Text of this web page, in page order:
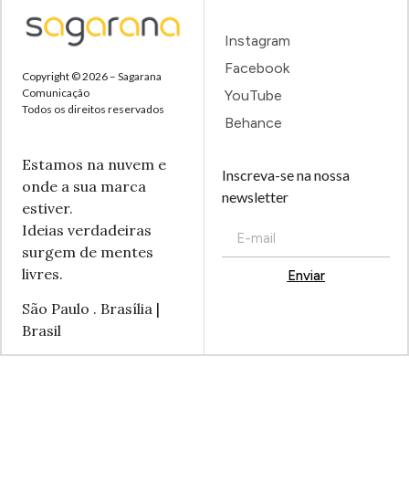
Copyright © 2026 – Sagarana
Comunicação
Todos os direitos reservados
Estamos na nuvem e
onde a sua marca
estiver.
Ideias verdadeiras
surgem de mentes
livres.
São Paulo . Brasília |
Brasil
Instagram
Facebook
YouTube
Behance
Inscreva-se na nossa
newsletter
Enviar